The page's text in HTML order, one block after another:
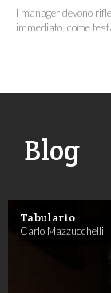
I manager devono
immediato, come
Blog
Tabulario
Carlo Mazzucchelli